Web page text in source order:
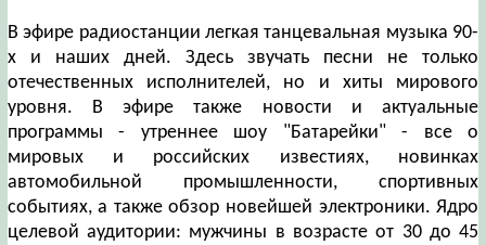
В эфире радиостанции легкая танцевальная музыка 90-
х и наших дней. Здесь звучать песни не только
отечественных исполнителей, но и хиты мирового
уровня. В эфире также новости и актуальные
программы - утреннее шоу "Батарейки" - все о
мировых и российских известиях, новинках
автомобильной промышленности, спортивных
событиях, а также обзор новейшей электроники. Ядро
целевой аудитории: мужчины в возрасте от 30 до 45